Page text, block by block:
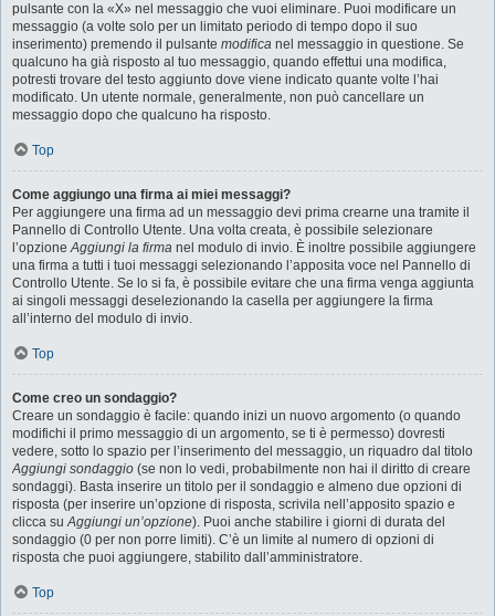
pulsante con la «X» nel messaggio che vuoi eliminare. Puoi modificare un
messaggio (a volte solo per un limitato periodo di tempo dopo il suo
inserimento) premendo il pulsante modifica nel messaggio in questione. Se
qualcuno ha già risposto al tuo messaggio, quando effettui una modifica,
potresti trovare del testo aggiunto dove viene indicato quante volte l’hai
modificato. Un utente normale, generalmente, non può cancellare un
messaggio dopo che qualcuno ha risposto.
Top
Come aggiungo una firma ai miei messaggi?
Per aggiungere una firma ad un messaggio devi prima crearne una tramite il
Pannello di Controllo Utente. Una volta creata, è possibile selezionare
l’opzioneAggiungi la firma nel modulo di invio. È inoltre possibile aggiungere
una firma a tutti i tuoi messaggi selezionando l’apposita voce nel Pannello di
Controllo Utente. Se lo si fa, è possibile evitare che una firma venga aggiunta
ai singoli messaggi deselezionando la casella per aggiungere la firma
all’interno del modulo di invio.
Top
Come creo un sondaggio?
Creare un sondaggio è facile: quando inizi un nuovo argomento (o quando
modifichi il primo messaggio di un argomento, se ti è permesso) dovresti
vedere, sotto lo spazio per l’inserimento del messaggio, un riquadro dal titolo
Aggiungi sondaggio (se non lo vedi, probabilmente non hai il diritto di creare
sondaggi). Basta inserire un titolo per il sondaggio e almeno due opzioni di
risposta (per inserire un’opzione di risposta, scrivila nell’apposito spazio e
clicca suAggiungi un’opzione). Puoi anche stabilire i giorni di durata del
sondaggio (0 per non porre limiti). C’è un limite al numero di opzioni di
risposta che puoi aggiungere, stabilito dall’amministratore.
Top